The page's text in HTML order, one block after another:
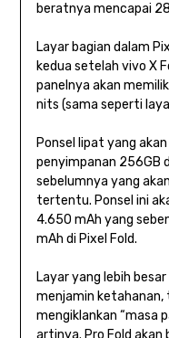
beratnya mencapai
Layar bagian dalam
kedua setelah vivo X
panelnya akan
nits (sama seperti
Ponsel lipat yang
penyimpanan 256GB
sebelumnya yang
tertentu. Ponsel ini
4.650 mAh yang
mAh di Pixel Fold.
Layar yang lebih
menjamin
mengiklankan “masa